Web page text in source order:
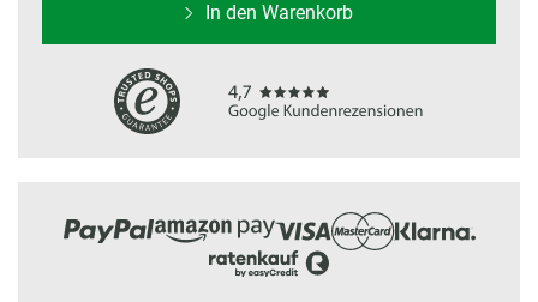
In den Warenkorb